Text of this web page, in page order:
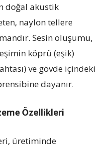
doğal akustik
naylon tellere
Sesin oluşumu,
köprü (eşik)
ve gövde içindeki
dayanır.
Özellikleri
üretiminde